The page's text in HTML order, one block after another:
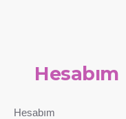
Hesabım
Hesabım